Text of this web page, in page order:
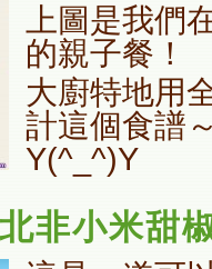
上圖是我們
的親子餐！
大廚特地用
計這個食譜
Y(^_^)Y
非小米甜